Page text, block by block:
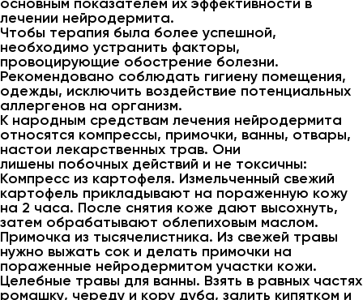
лечении нейродермита.
Чтобы терапия была более успешной,
необходимо устранить факторы,
провоцирующие обострение болезни.
Рекомендовано соблюдать гигиену помещения,
одежды, исключить воздействие потенциальных
аллергенов на организм.
К народным средствам лечения нейродермита
относятся компрессы, примочки, ванны, отвары,
настои лекарственных трав. Они
лишены побочных действий и не токсичны:
Компресс из картофеля. Измельченный свежий
картофель прикладывают на пораженную кожу
на 2 часа. После снятия коже дают высохнуть,
затем обрабатывают облепиховым маслом.
Примочка из тысячелистника. Из свежей травы
нужно выжать сок и делать примочки на
пораженные нейродермитом участки кожи.
Целебные травы для ванны. Взять в равных частях
ромашку, череду и кору дуба, залить кипятком и